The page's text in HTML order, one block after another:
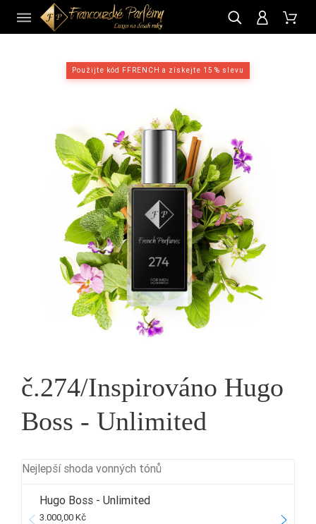
Použijte kód FFRENCH a získejte 15 % slevu
č.274/Inspirováno Hugo
Boss - Unlimited
Nejlepší shoda vonných tónů
Hugo Boss - Unlimited
3.000,00 Kč
CZ